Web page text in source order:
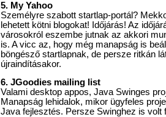
5. My Yahoo
Személyre szabott startlap-portál?
lehetett kötni blogokat! Időjárás! Az
városokról eszembe jutnak az akkori
is. A vicc az, hogy még manapság is
böngésző startlapnak, de persze ritkán
újraindításakor.
6. JGoodies mailing list
Valami desktop appos, Java Swinges
Manapság lehidalok, mikor ügyfeles
Java fejlesztés. Persze Swinghez is volt